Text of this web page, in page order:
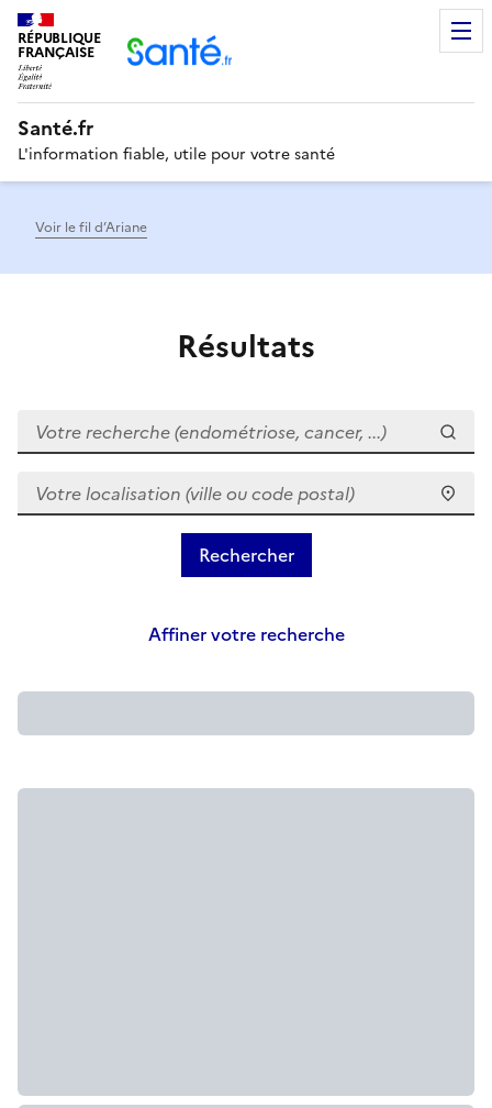
RÉPUBLIQUE
FRANÇAISE
Santé.fr
L'information fiable, utile pour votre santé
Voir le fil d’Ariane
Résultats
Votre recherche (endométriose, cancer, ...)
Votre localisation (ville ou code postal)
Affiner votre recherche